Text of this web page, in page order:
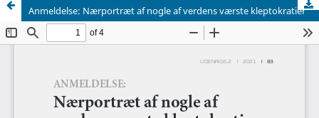
Anmeldelse: Nærportræt af nogle af verdens værste kleptokratier